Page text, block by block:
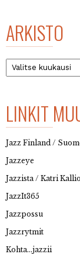
ARKISTO
Arkisto
LINKIT
Jazz Finland /
Jazzeye
Jazzista / Katri
JazzIt365
Jazzpossu
Jazzrytmit
Kohta…jazzii